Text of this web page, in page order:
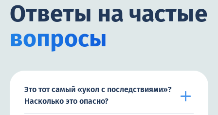
Ответы на частые
вопросы
Это тот самый «укол с последствиями»?
Насколько это опасно?